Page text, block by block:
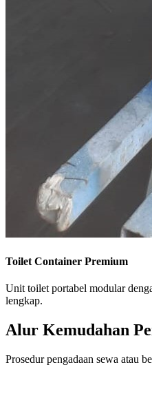
Toilet Container Premium
Unit toilet portabel modular
lengkap.
Alur Kemudahan
Prosedur pengadaan sewa atau